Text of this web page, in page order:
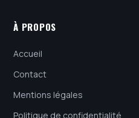
À PROPOS
Accueil
Contact
Mentions légales
Politique de confidentialité